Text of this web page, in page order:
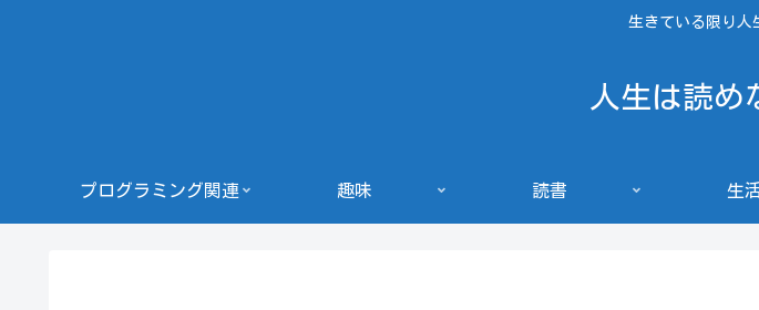
生きている限り人
人生は読め
プログラミング関連 趣味 読書 生